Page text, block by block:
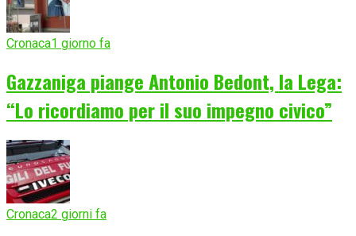
Cronaca1 giorno fa
Gazzaniga piange Antonio Bedont, la Lega:
“Lo ricordiamo per il suo impegno civico”
Cronaca2 giorni fa